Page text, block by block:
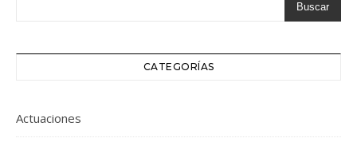
Buscar
CATEGORÍAS
Actuaciones